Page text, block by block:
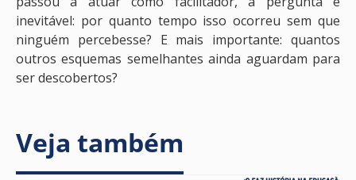
inevitável: por quanto tempo isso ocorreu sem que
ninguém percebesse? E mais importante: quantos
outros esquemas semelhantes ainda aguardam para
ser descobertos?
Veja também